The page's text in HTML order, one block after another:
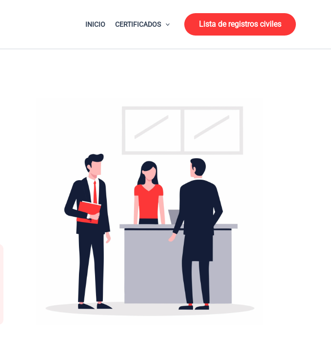
INICIO CERTIFICADOS Lista de registros civiles